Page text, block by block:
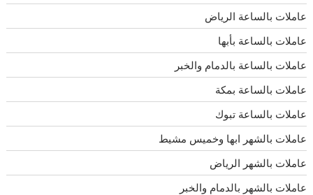
عاملات بالساعة الرياض
عاملات بالساعة بأبها
عاملات بالساعة بالدمام والخبر
عاملات بالساعة بمكة
عاملات بالساعة تبوك
عاملات بالشهر ابها وخميس مشيط
عاملات بالشهر الرياض
عاملات بالشهر بالدمام والخبر